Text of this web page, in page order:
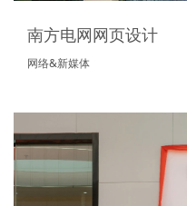
南方电网网页设计
网络&新媒体